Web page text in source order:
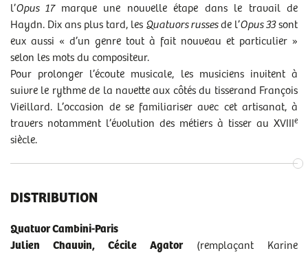
de votre mail.
Merci à tous pour votre compréhension.
Plus d’infos à la billetterie du théâtre :
par téléphone au 02 31 30 48 00
par mail à l'adresse :
billetterie@theatre.caen.fr
sur place du mardi au samedi de 13h à 18h30 et 1h avant le
spectacle
Concerts#16et#17
l’Opus 17marque une nouvelle étape dans le travail de
Haydn. Dix ans plus tard, les Quatuors russesde l’Opus 33sont
eux aussi « d’un genre tout à fait nouveau et particulier »
selon les mots du compositeur.
Pour prolonger l’écoute musicale, les musiciens invitent à
suivre le rythme de la navette aux côtés du tisserand François
Vieillard. L’occasion de se familiariser avec cet artisanat, à
travers notamment l’évolution des métiers à tisser au XVIII
e
siècle.
DISTRIBUTION
Quatuor Cambini-Paris
Julien Chauvin, Cécile Agator(remplaçant Karine